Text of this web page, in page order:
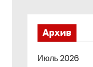
Архив
Июль 2026